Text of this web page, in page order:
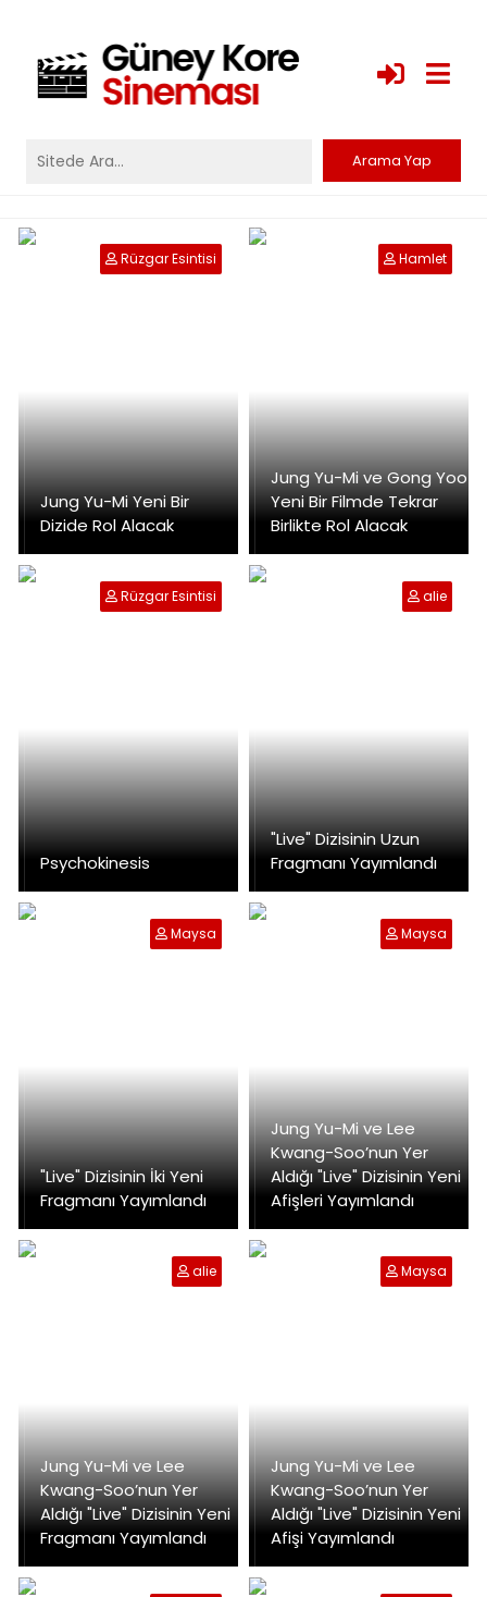
Jung Yu-Mi Yeni Bir
Dizide Rol Alacak
Rüzgar Esintisi
Jung Yu-Mi ve Gong Yoo
Yeni Bir Filmde Tekrar
Birlikte Rol Alacak
Hamlet
Psychokinesis
Rüzgar Esintisi
"Live" Dizisinin Uzun
Fragmanı Yayımlandı
alie
"Live" Dizisinin İki Yeni
Fragmanı Yayımlandı
Maysa
Jung Yu-Mi ve Lee
Kwang-Soo’nun Yer
Aldığı "Live" Dizisinin Yeni
Afişleri Yayımlandı
Maysa
Jung Yu-Mi ve Lee
Kwang-Soo’nun Yer
Aldığı "Live" Dizisinin Yeni
Fragmanı Yayımlandı
alie
Jung Yu-Mi ve Lee
Kwang-Soo’nun Yer
Aldığı "Live" Dizisinin Yeni
Afişi Yayımlandı
Maysa